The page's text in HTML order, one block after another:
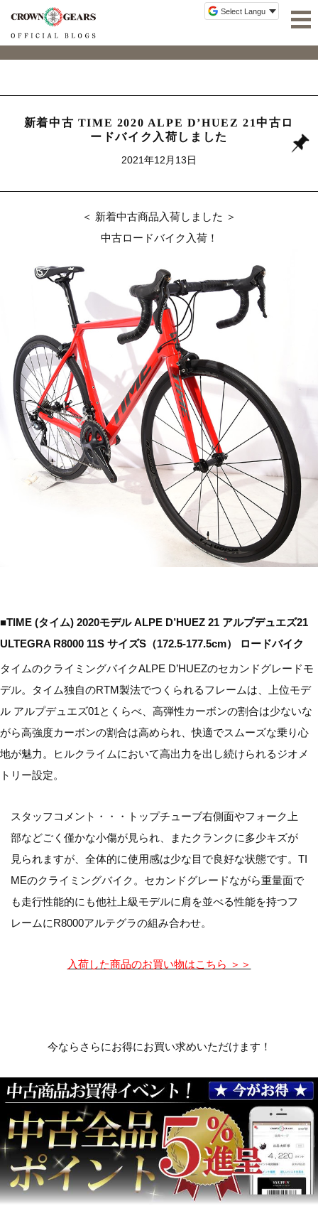
新着中古 TIME 2020 ALPE D’HUEZ 21中古ロ
ードバイク入荷しました
2021年12月13日
＜ 新着中古商品入荷しました ＞
中古ロードバイク入荷！
■TIME (タイム) 2020モデル ALPE D’HUEZ 21 アルプデュエズ21
ULTEGRA R8000 11S サイズS（172.5-177.5cm） ロードバイク
タイムのクライミングバイクALPE D’HUEZのセカンドグレードモ
デル。タイム独自のRTM製法でつくられるフレームは、上位モデ
ル アルプデュエズ01とくらべ、高弾性カーボンの割合は少ないな
がら高強度カーボンの割合は高められ、快適でスムーズな乗り心
地が魅力。ヒルクライムにおいて高出力を出し続けられるジオメ
トリー設定。
スタッフコメント・・・トップチューブ右側面やフォーク上
部などごく僅かな小傷が見られ、またクランクに多少キズが
見られますが、全体的に使用感は少な目で良好な状態です。TI
MEのクライミングバイク。セカンドグレードながら重量面で
も走行性能的にも他社上級モデルに肩を並べる性能を持つフ
レームにR8000アルテグラの組み合わせ。
入荷した商品のお買い物はこちら ＞＞
今ならさらにお得にお買い求めいただけます！